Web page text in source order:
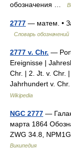
обозначения …
2777 — матем. •
Словарь обозначений
2777 v. Chr. —
Ereignisse |
Chr. | 2. Jt. v. Chr.
Jahrhundert v.
Wikipedia
NGC 2777 —
марта 1864
ZWG 34.8,
Википедия